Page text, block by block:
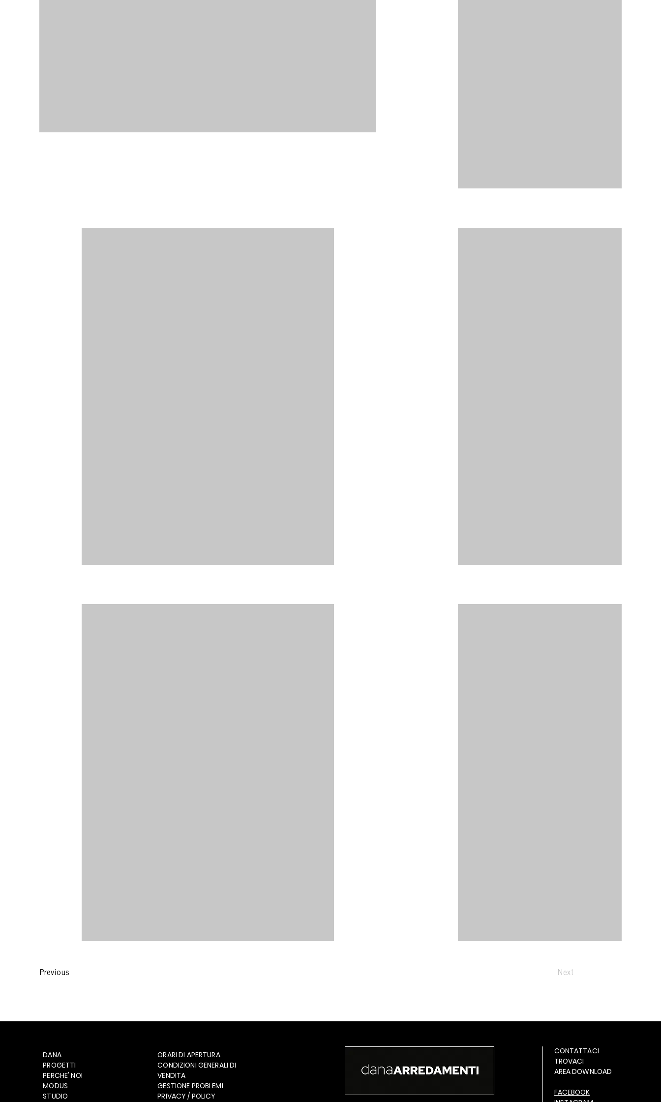
Previous Next
DANA
PROGETTI
PERCHE' NOI
MODUS
STUDIO
ORARI DI APERTURA
CONDIZIONI GENERALI DI
VENDITA
GESTIONE PROBLEMI
PRIVACY / POLICY
CONTATTACI
TROVACI
AREA DOWNLOAD
FACEBOOK